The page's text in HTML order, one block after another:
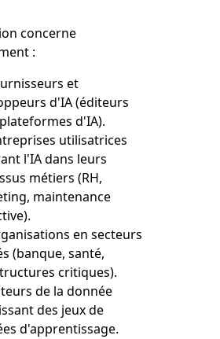
concerne
:
et
d'IA (éditeurs
plateformes d'IA).
utilisatrices
l'IA dans leurs
métiers (RH,
maintenance
en secteurs
(banque, santé,
critiques).
de la donnée
des jeux de
d'apprentissage.